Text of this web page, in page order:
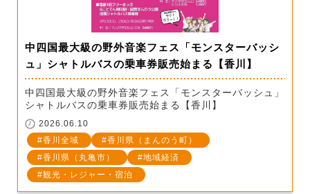
中四国最大級の野外音楽フェス「モンスターバッシ
ュ」シャトルバスの乗車券販売始まる【香川】
中四国最大級の野外音楽フェス「モンスターバッシュ」
シャトルバスの乗車券販売始まる【香川】
2026.06.10
香川全域
香川県（まんのう町）
香川県（丸亀市）
地域経済
観光・レジャー・宿泊